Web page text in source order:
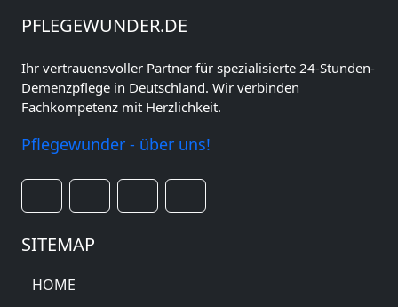
PFLEGEWUNDER.DE
Ihr vertrauensvoller Partner für spezialisierte 24-Stunden-
Demenzpflege in Deutschland. Wir verbinden
Fachkompetenz mit Herzlichkeit.
Pflegewunder - über uns!
SITEMAP
HOME